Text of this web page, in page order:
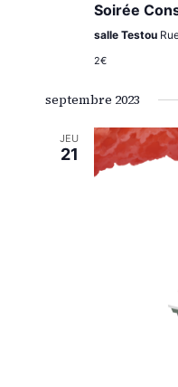
Soirée
salle Testou
2€
septembre 2023
JEU
21